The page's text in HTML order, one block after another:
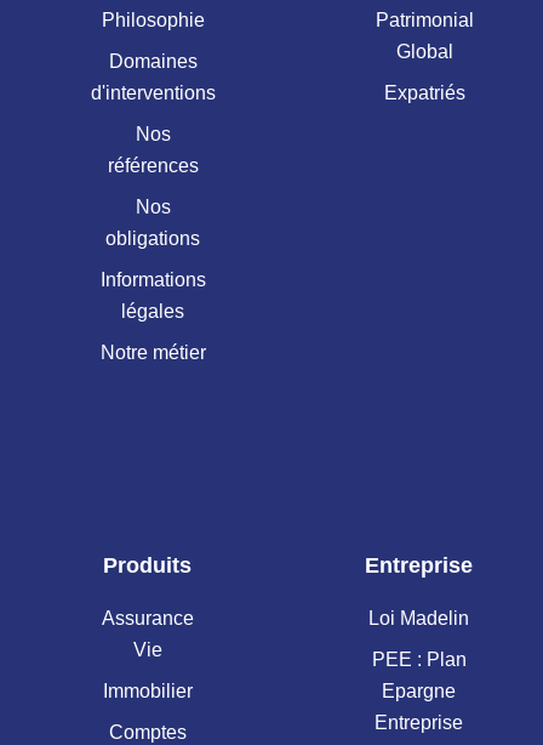
Philosophie
Domaines
d'interventions
Nos
références
Nos
obligations
Informations
légales
Notre métier
Patrimonial
Global
Expatriés
Produits
Assurance
Vie
Immobilier
Comptes
Entreprise
Loi Madelin
PEE : Plan
Epargne
Entreprise